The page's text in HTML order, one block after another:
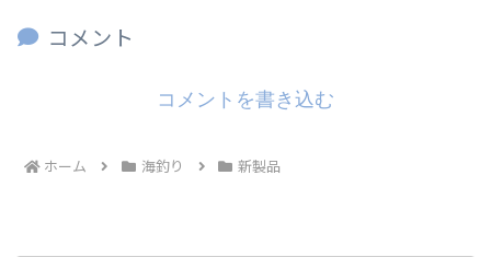
コメント
コメントを書き込む
ホーム 海釣り 新製品